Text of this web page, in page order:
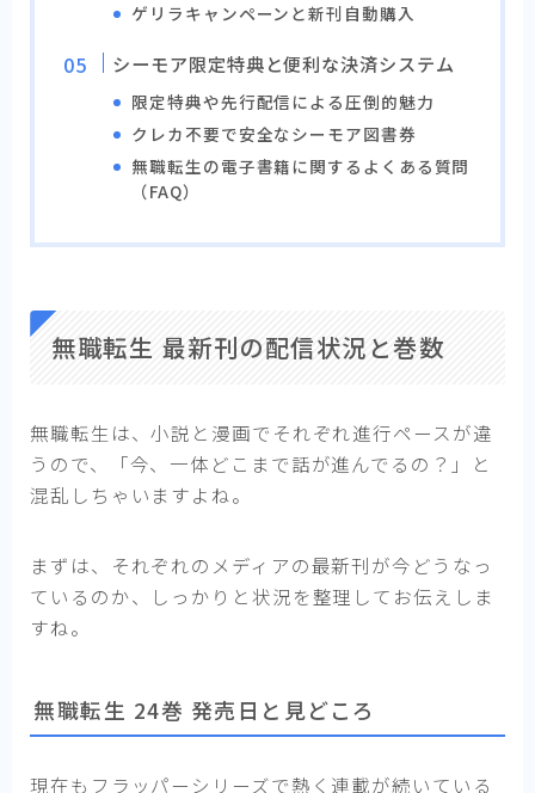
ゲリラキャンペーンと新刊自動購入
シーモア限定特典と便利な決済システム
限定特典や先行配信による圧倒的魅力
クレカ不要で安全なシーモア図書券
無職転生の電子書籍に関するよくある質問
（FAQ）
無職転生 最新刊の配信状況と巻数
無職転生は、小説と漫画でそれぞれ進行ペースが違
うので、「今、一体どこまで話が進んでるの？」と
混乱しちゃいますよね。
まずは、それぞれのメディアの最新刊が今どうなっ
ているのか、しっかりと状況を整理してお伝えしま
すね。
無職転生 24巻 発売日と見どころ
現在もフラッパーシリーズで熱く連載が続いている